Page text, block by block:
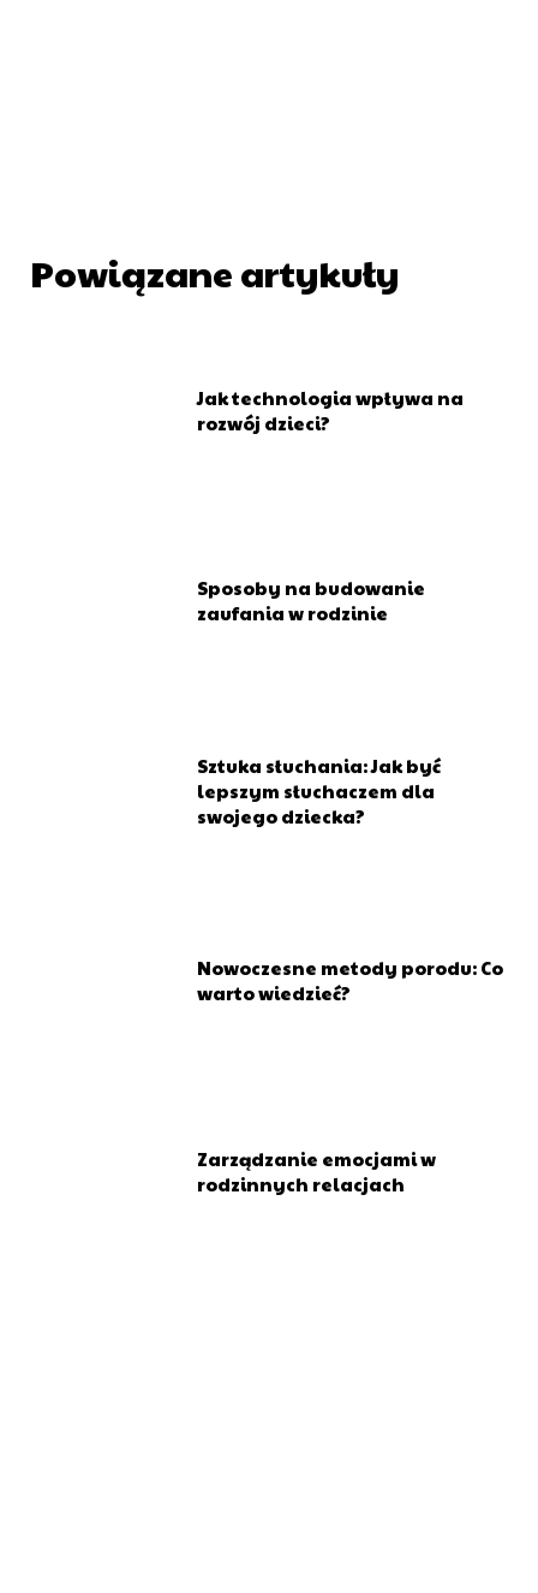
Powiązane artykuły
Jak technologia wpływa na
rozwój dzieci?
Sposoby na budowanie
zaufania w rodzinie
Sztuka słuchania: Jak być
lepszym słuchaczem dla
swojego dziecka?
Nowoczesne metody porodu: Co
warto wiedzieć?
Zarządzanie emocjami w
rodzinnych relacjach